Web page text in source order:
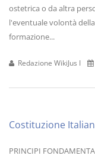
ostetrica o da altra
l'eventuale volontà
formazione...
Redazione WikiJus I
Costituzione
PRINCIPI